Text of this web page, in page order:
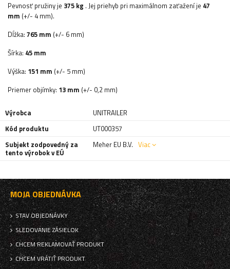
Pevnosť pružiny je 375 kg . Jej priehyb pri maximálnom zaťažení je 47
mm (+/- 4 mm).
Dĺžka: 765 mm (+/- 6 mm)
Šírka: 45 mm
Výška: 151 mm (+/- 5 mm)
Priemer objímky: 13 mm (+/- 0,2 mm)
Výrobca
UNITRAILER
Kód produktu
UT000357
Subjekt zodpovedný za
tento výrobok v EÚ
Meher EU B.V. Viac
MOJA OBJEDNÁVKA
STAV OBJEDNÁVKY
SLEDOVANIE ZÁSIELOK
CHCEM REKLAMOVAŤ PRODUKT
CHCEM VRÁTIŤ PRODUKT